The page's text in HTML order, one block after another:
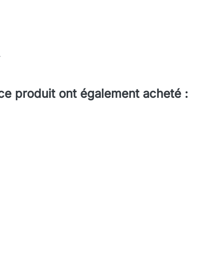
produit ont également acheté :